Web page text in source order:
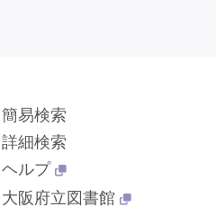
簡易検索
詳細検索
ヘルプ
大阪府立図書館